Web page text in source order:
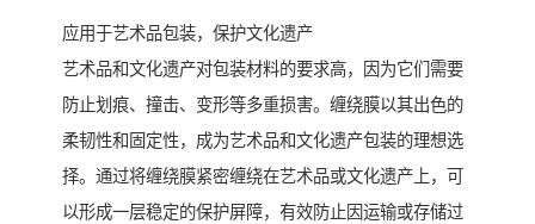
应用于艺术品包装，保护文化遗产
艺术品和文化遗产对包装材料的要求高，因为它们需要
防止划痕、撞击、变形等多重损害。缠绕膜以其出色的
柔韧性和固定性，成为艺术品和文化遗产包装的理想选
择。通过将缠绕膜紧密缠绕在艺术品或文化遗产上，可
以形成一层稳定的保护屏障，有效防止因运输或存储过